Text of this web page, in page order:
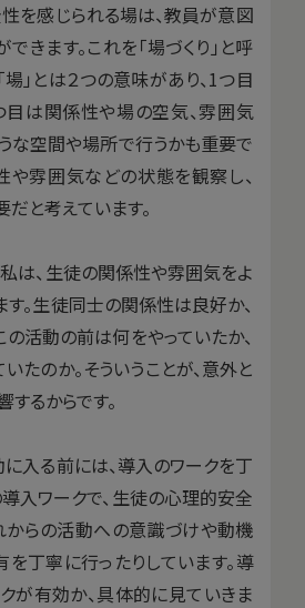
を感じられる場は、教員が意図
きます。これを「場づくり」と呼
場」とは２つの意味があり、1つ目
目は関係性や場の空気、雰囲気
うな空間や場所で行うかも重要で
や雰囲気などの状態を観察し、
と考えています。
は、生徒の関係性や雰囲気をよ
。生徒同士の関係性は良好か、
活動の前は何をやっていたか、
たのか。そういうことが、意外と
るからです。
に入る前には、導入のワークを丁
入ワークで、生徒の心理的安全
からの活動への意識づけや動機
を丁寧に行ったりしています。導
が有効か、具体的に見ていきま